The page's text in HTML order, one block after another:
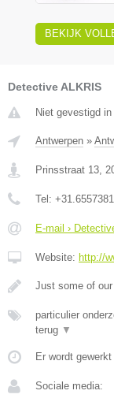
BEKIJK
Detective ALKRIS
Niet gevestigd
Antwerpen »
Prinsstraat 13
Tel:
E-mail ›
Website: http://
Just some of
particulier
terug ▼
Er wordt gewerkt
Sociale media: